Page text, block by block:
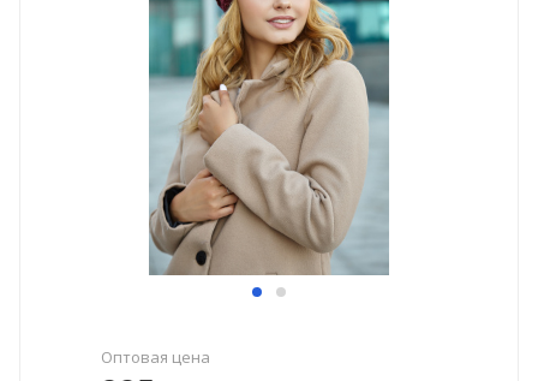
Оптовая цена